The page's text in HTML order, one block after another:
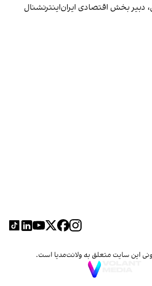
دبیر بخش اقتصادی ایران‌اینترنشنال
این سایت متعلق به ولانت‌مدیا است.